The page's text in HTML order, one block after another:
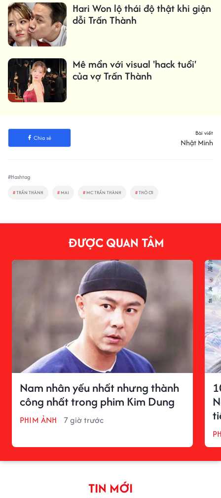
Hari Won lộ thái độ thật khi giận
dỗi Trấn Thành
Mê mẩn với visual 'hack tuổi'
của vợ Trấn Thành
Chia sẻ
Bài viết
Nhật Minh
#Hashtag
#TRẤN THÀNH # MAI # MC TRẤN THÀNH #THỎ ƠI
ĐƯỢC QUAN TÂM
Nam nhân yếu nhất nhưng thành
công nhất trong phim Kim Dung
PHIM ẢNH 7 giờ trước
TIN MỚI